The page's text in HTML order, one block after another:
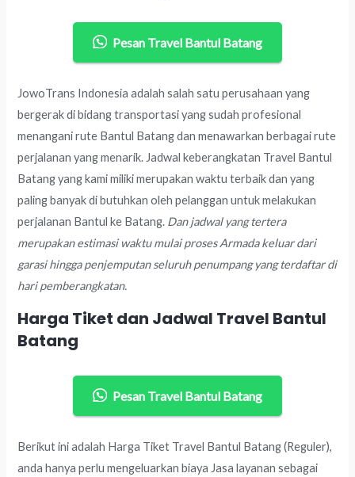
Pesan Travel Bantul Batang
JowoTrans Indonesia adalah salah satu perusahaan yang
bergerak di bidang transportasi yang sudah profesional
menangani rute Bantul Batang dan menawarkan berbagai rute
perjalanan yang menarik. Jadwal keberangkatan Travel Bantul
Batang yang kami miliki merupakan waktu terbaik dan yang
paling banyak di butuhkan oleh pelanggan untuk melakukan
perjalanan Bantul ke Batang. Dan jadwal yang tertera
merupakan estimasi waktu mulai proses Armada keluar dari
garasi hingga penjemputan seluruh penumpang yang terdaftar di
hari pemberangkatan.
Harga Tiket dan Jadwal Travel Bantul
Batang
Pesan Travel Bantul Batang
Berikut ini adalah Harga Tiket Travel Bantul Batang (Reguler),
anda hanya perlu mengeluarkan biaya Jasa layanan sebagai